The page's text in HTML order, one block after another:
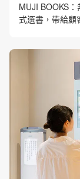
MUJI BOOKS
式選書，帶給顧